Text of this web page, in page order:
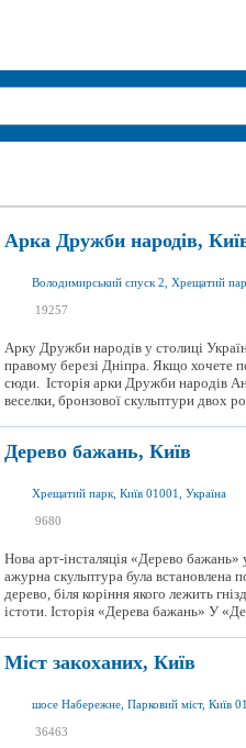
Арка Дружби народів,
Володимирський спуск 2, Хрещатий
19257
Арку Дружби народів у столиці
правому березі Дніпра. Якщо хочете
сюди. Історія арки Дружби народів
веселки, бронзової скульптури двох
Дерево бажань, Київ
Хрещатий парк, Київ 01001, Україна
9680
Нова арт-інсталяція «Дерево бажань»
ажурна скульптура була
дерево, біля коріння якого лежить
істоти. Історія «Дерева бажань» У
Міст закоханих, Київ
шосе Набережне, Парковий міст, Київ
36463